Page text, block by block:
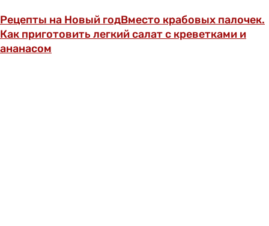
Рецепты на Новый годВместо крабовых палочек.
Как приготовить легкий салат с креветками и
ананасом